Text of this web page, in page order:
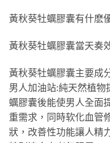
黃秋葵牡蠣膠囊有什麽
黃秋葵牡蠣膠囊當天奏
黃秋葵牡蠣膠囊主要成
男人加油站:純天然植
蠣膠囊後能使男人全面
重需求，同時软化血管
狀，改善性功能讓人精